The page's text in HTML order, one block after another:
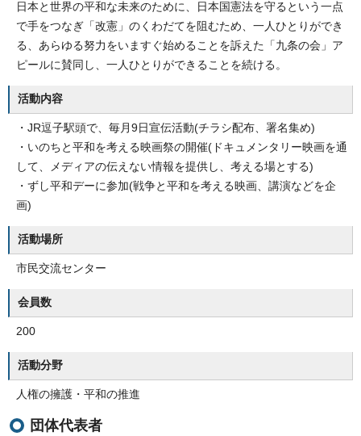
日本と世界の平和な未来のために、日本国憲法を守るという一点
で手をつなぎ「改憲」のくわだてを阻むため、一人ひとりができ
る、あらゆる努力をいますぐ始めることを訴えた「九条の会」ア
ピールに賛同し、一人ひとりができることを続ける。
活動内容
・JR逗子駅頭で、毎月9日宣伝活動(チラシ配布、署名集め)
・いのちと平和を考える映画祭の開催(ドキュメンタリー映画を通
して、メディアの伝えない情報を提供し、考える場とする)
・ずし平和デーに参加(戦争と平和を考える映画、講演などを企
画)
活動場所
市民交流センター
会員数
200
活動分野
人権の擁護・平和の推進
団体代表者